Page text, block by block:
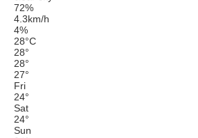
72%
4.3km/h
4%
28°C
28°
28°
27°
Fri
24°
Sat
24°
Sun